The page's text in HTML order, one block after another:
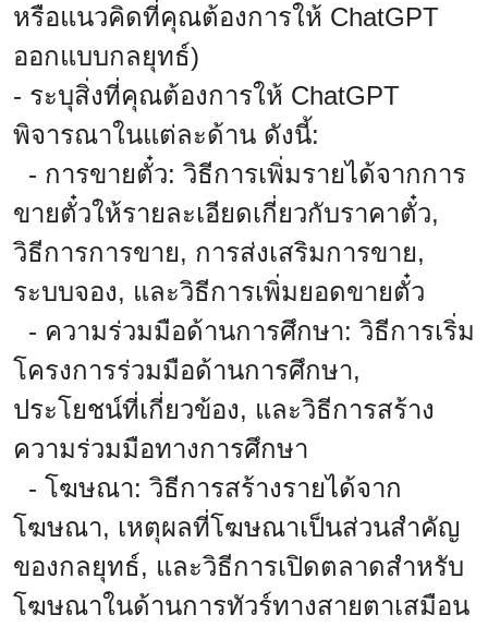
หรือแนวคิดที่คุณต้องการให้ ChatGPT
ออกแบบกลยุทธ์)
- ระบุสิ่งที่คุณต้องการให้ ChatGPT
พิจารณาในแต่ละด้าน ดังนี้:
- การขายตั๋ว: วิธีการเพิ่มรายได้จากการ
ขายตั๋วให้รายละเอียดเกี่ยวกับราคาตั๋ว,
วิธีการการขาย, การส่งเสริมการขาย,
ระบบจอง, และวิธีการเพิ่มยอดขายตั๋ว
- ความร่วมมือด้านการศึกษา: วิธีการเริ่ม
โครงการร่วมมือด้านการศึกษา,
ประโยชน์ที่เกี่ยวข้อง, และวิธีการสร้าง
ความร่วมมือทางการศึกษา
- โฆษณา: วิธีการสร้างรายได้จาก
โฆษณา, เหตุผลที่โฆษณาเป็นส่วนสำคัญ
ของกลยุทธ์, และวิธีการเปิดตลาดสำหรับ
โฆษณาในด้านการทัวร์ทางสายตาเสมือน